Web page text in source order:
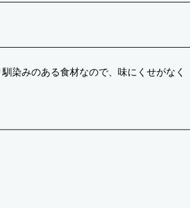
染みのある食材なので、味にくせがなく